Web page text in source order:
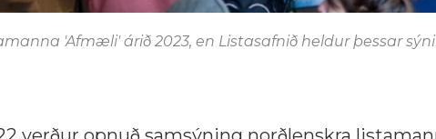
'Afmæli' árið 2023, en Listasafnið heldur þessar